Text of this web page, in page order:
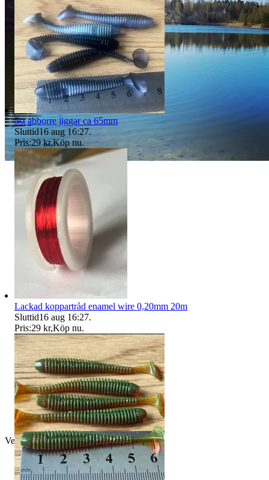
Verifierad
5st abborre jiggar ca 65mm
Sluttid16 aug 16:27.
Pris:29 kr,Köp nu.
Lackad koppartråd enamel wire 0,20mm 20m
Sluttid16 aug 16:27.
Pris:29 kr,Köp nu.